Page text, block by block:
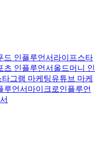
드 인플루언서 라이프스타
츠 인플루언서 올드머니 인
타그램 마케팅유튜브 마케
루언서 마이크로인플루언